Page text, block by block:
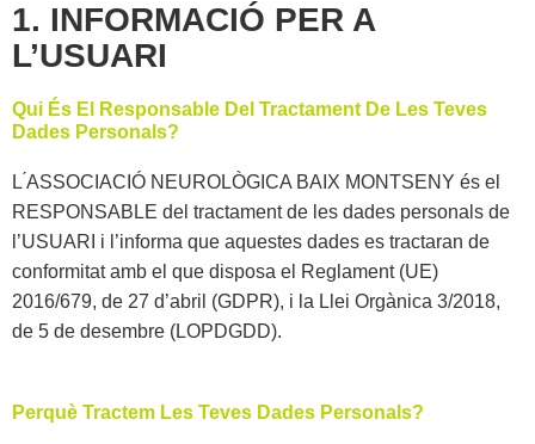
1. INFORMACIÓ PER A
L’USUARI
Qui És El Responsable Del Tractament De Les Teves
Dades Personals?
L ́ASSOCIACIÓ NEUROLÒGICA BAIX MONTSENY és el
RESPONSABLE del tractament de les dades personals de
l’USUARI i l’informa que aquestes dades es tractaran de
conformitat amb el que disposa el Reglament (UE)
2016/679, de 27 d’abril (GDPR), i la Llei Orgànica 3/2018,
de 5 de desembre (LOPDGDD).
Perquè Tractem Les Teves Dades Personals?